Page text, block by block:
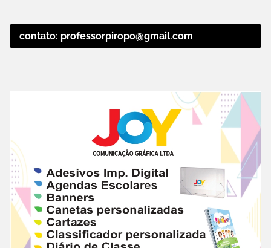
contato: professorpiropo@gmail.com